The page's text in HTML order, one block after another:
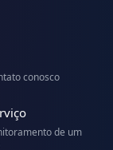
conosco
de um